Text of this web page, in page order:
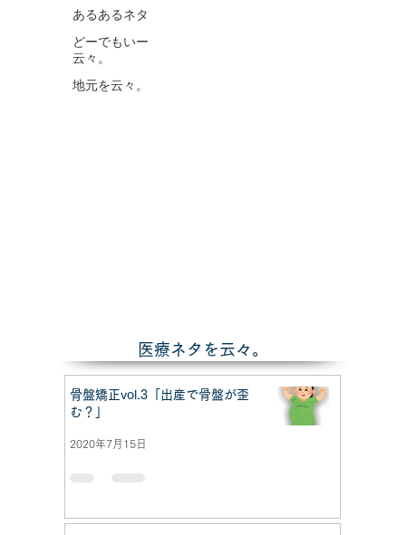
あるあるネタ
どーでもいー
云々。
地元を云々。
​医療ネタを云々。
骨盤矯正vol.3「出産で骨盤が歪
む？」
2020年7月15日